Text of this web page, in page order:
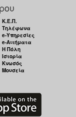
Κ.Ε.Π.
Τηλέφωνα
e-Υπηρεσίες
e-Αιτήματα
Η Πόλη
Ιστορία
Κνωσός
Μουσεία